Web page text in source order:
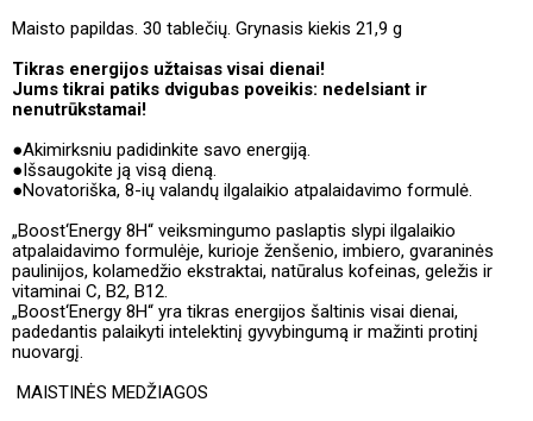
Maisto papildas. 30 tablečių. Grynasis kiekis 21,9 g
Tikras energijos užtaisas visai dienai!
Jums tikrai patiks dvigubas poveikis: nedelsiant ir
nenutrūkstamai!
●Akimirksniu padidinkite savo energiją.
●Išsaugokite ją visą dieną.
●Novatoriška, 8-ių valandų ilgalaikio atpalaidavimo formulė.
„Boost‘Energy 8H“ veiksmingumo paslaptis slypi ilgalaikio
atpalaidavimo formulėje, kurioje ženšenio, imbiero, gvaraninės
paulinijos, kolamedžio ekstraktai, natūralus kofeinas, geležis ir
vitaminai C, B2, B12.
„Boost‘Energy 8H“ yra tikras energijos šaltinis visai dienai,
padedantis palaikyti intelektinį gyvybingumą ir mažinti protinį
nuovargį.
MAISTINĖS MEDŽIAGOS